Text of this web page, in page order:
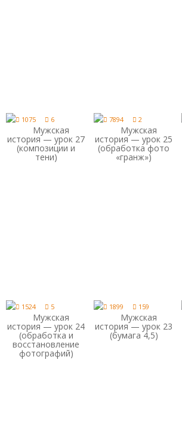
1075 6
Мужская
история — урок 27
(композиции и
тени)
7894 2
Мужская
история — урок 25
(обработка фото
«гранж»)
1524 5
Мужская
история — урок 24
(обработка и
восстановление
фотографий)
1899 159
Мужская
история — урок 23
(бумага 4,5)